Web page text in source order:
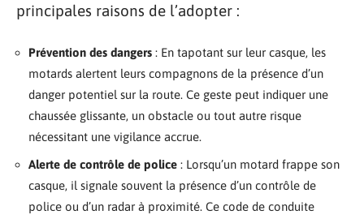
principales raisons de l’adopter :
Prévention des dangers : En tapotant sur leur casque, les
motards alertent leurs compagnons de la présence d’un
danger potentiel sur la route. Ce geste peut indiquer une
chaussée glissante, un obstacle ou tout autre risque
nécessitant une vigilance accrue.
Alerte de contrôle de police : Lorsqu’un motard frappe son
casque, il signale souvent la présence d’un contrôle de
police ou d’un radar à proximité. Ce code de conduite